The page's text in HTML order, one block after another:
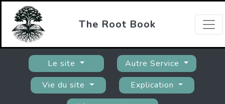
The Root Book
Le site
Autre Service
Vie du site
Explication